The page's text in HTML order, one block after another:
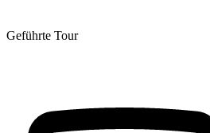
Geführte Tour